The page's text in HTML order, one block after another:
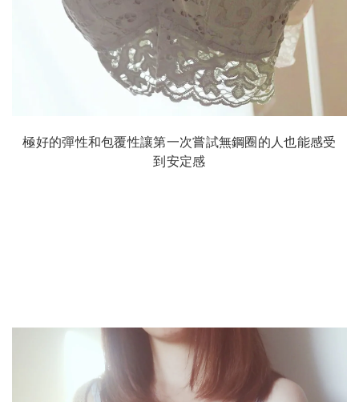
極好的彈性和包覆性讓第一次嘗試無鋼圈的人也能感受
到安定感